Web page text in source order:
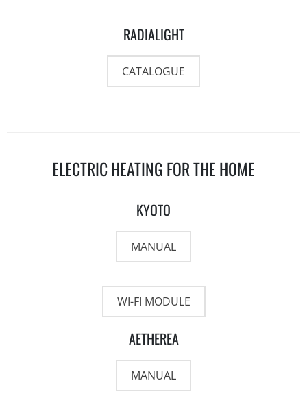
RADIALIGHT
CATALOGUE
ELECTRIC HEATING FOR THE HOME
KYOTO
MANUAL
WI-FI MODULE
AETHEREA
MANUAL